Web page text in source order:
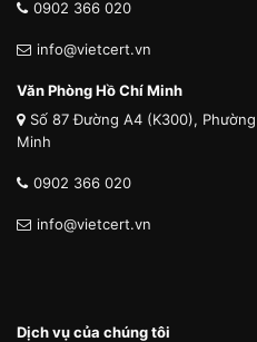
0902 366 020
info@vietcert.vn
Văn Phòng Hồ Chí Minh
Số 87 Đường A4 (K300),
Minh
0902 366 020
info@vietcert.vn
Dịch vụ của chúng tôi